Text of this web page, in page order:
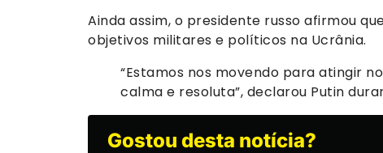
Ainda assim, o presidente russo afirmou
objetivos militares e políticos na Ucrânia.
“Estamos nos movendo para atingir
calma e resoluta”, declarou Putin
Gostou desta notícia?